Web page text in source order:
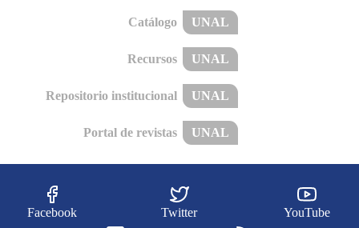
Catálogo UNAL
Recursos UNAL
Repositorio institucional UNAL
Portal de revistas UNAL
Facebook Twitter YouTube